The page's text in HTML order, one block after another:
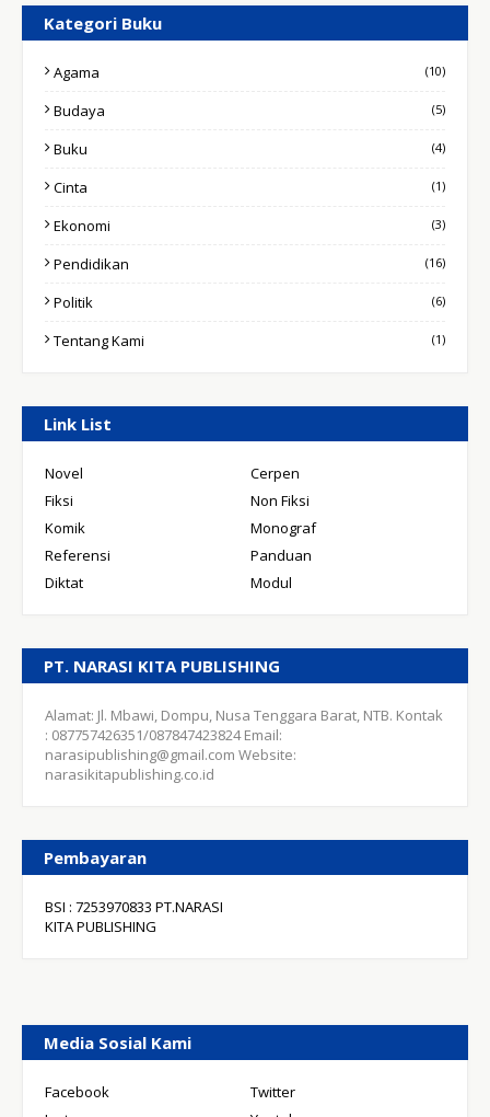
Kategori Buku
Agama (10)
Budaya (5)
Buku (4)
Cinta (1)
Ekonomi (3)
Pendidikan (16)
Politik (6)
Tentang Kami (1)
Link List
Novel
Cerpen
Fiksi
Non Fiksi
Komik
Monograf
Referensi
Panduan
Diktat
Modul
PT. NARASI KITA PUBLISHING
Alamat: Jl. Mbawi, Dompu, Nusa Tenggara Barat, NTB. Kontak
: 087757426351/087847423824 Email:
narasipublishing@gmail.com Website:
narasikitapublishing.co.id
Pembayaran
BSI : 7253970833 PT.NARASI
KITA PUBLISHING
Media Sosial Kami
Facebook
Twitter